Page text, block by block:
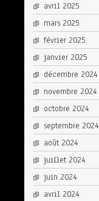
avril 2025
mars 2025
février 2025
janvier 2025
décembre 2024
novembre 2024
octobre 2024
septembre 2024
août 2024
juillet 2024
juin 2024
avril 2024